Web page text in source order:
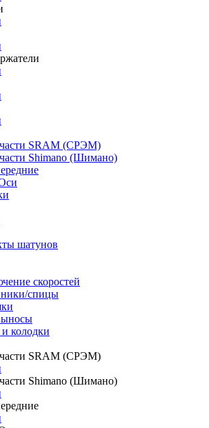
SRAM (СРЭМ)
Shimano (Шимано)
шатунов
скоростей
спицы
колодки
SRAM (СРЭМ)
Shimano (Шимано)